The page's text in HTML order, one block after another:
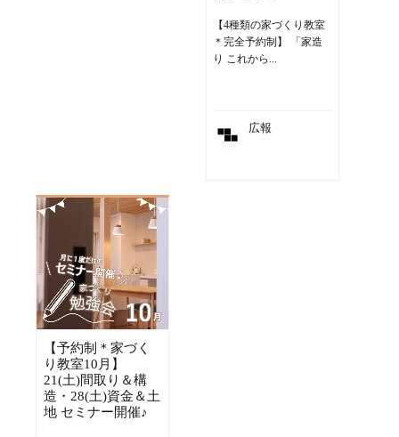
【4種類の家づくり教室
＊完全予約制】 「家造
り これから...
広報
【予約制＊家づく
り教室10月】
21(土)間取り＆構
造・28(土)資金＆土
地 セミナー開催♪